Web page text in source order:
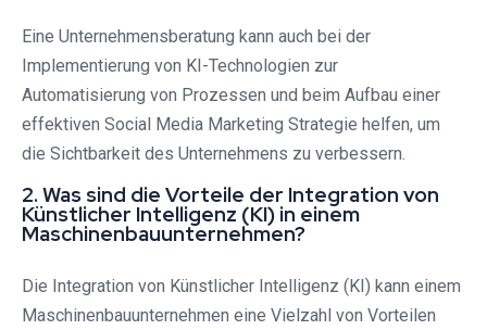
Eine Unternehmensberatung kann auch bei der
Implementierung von KI-Technologien zur
Automatisierung von Prozessen und beim Aufbau einer
effektiven Social Media Marketing Strategie helfen, um
die Sichtbarkeit des Unternehmens zu verbessern.
2. Was sind die Vorteile der Integration von
Künstlicher Intelligenz (KI) in einem
Maschinenbauunternehmen?
Die Integration von Künstlicher Intelligenz (KI) kann einem
Maschinenbauunternehmen eine Vielzahl von Vorteilen